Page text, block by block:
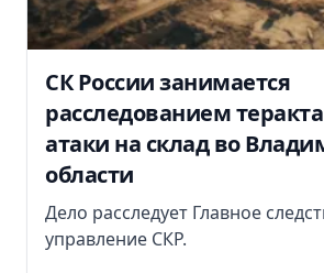
СК России занимается
расследованием
атаки на склад во
области
Дело расследует Главное
управление СКР.